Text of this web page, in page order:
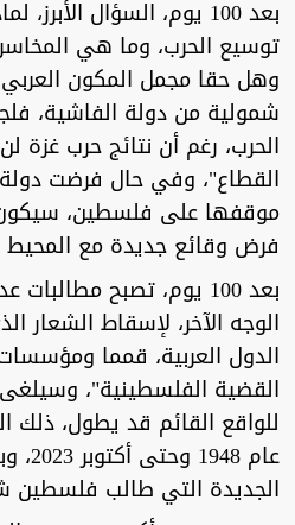
بعد 100 يوم، السؤال
توسيع الحرب، وما هي
وهل حقا مجمل المكون
شمولية من دولة الفاشية،
الحرب، رغم أن نتائج حرب غزة
القطاع"، وفي حال فرضت
موقفها على فلسطين،
فرض وقائع جديدة مع المحيط
بعد 100 يوم، تصبح
الوجه الآخر، لإسقاط الشعار
الدول العربية، قمما
القضية الفلسطينية"،
للواقع القائم قد يطول، ذلك
عام
الجديدة التي طالب فلسطين